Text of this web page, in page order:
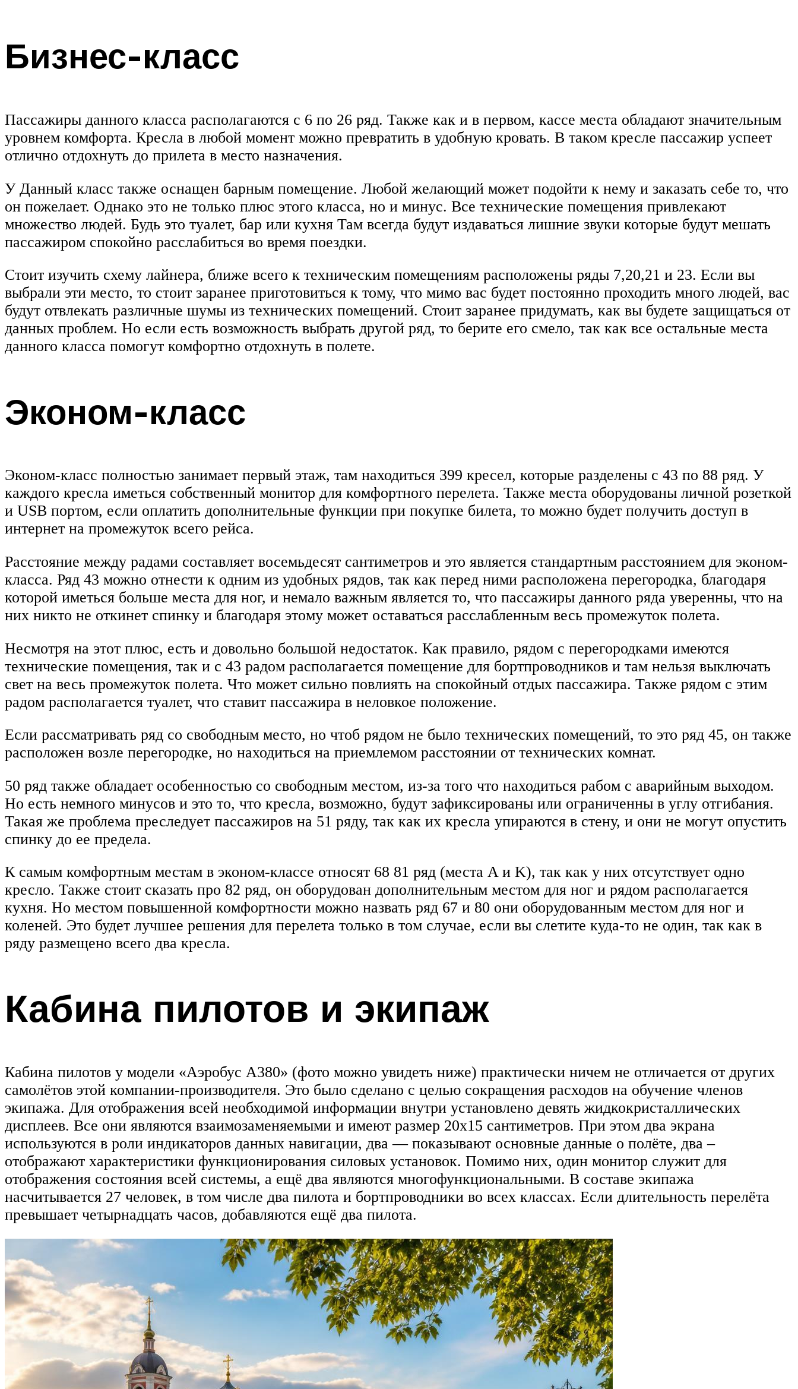
Бизнес-класс
Пассажиры данного класса располагаются с 6 по 26 ряд. Также как и в первом, кассе места обладают значительным
уровнем комфорта. Кресла в любой момент можно превратить в удобную кровать. В таком кресле пассажир успеет
отлично отдохнуть до прилета в место назначения.
У Данный класс также оснащен барным помещение. Любой желающий может подойти к нему и заказать себе то, что
он пожелает. Однако это не только плюс этого класса, но и минус. Все технические помещения привлекают
множество людей. Будь это туалет, бар или кухня Там всегда будут издаваться лишние звуки которые будут мешать
пассажиром спокойно расслабиться во время поездки.
Стоит изучить схему лайнера, ближе всего к техническим помещениям расположены ряды 7,20,21 и 23. Если вы
выбрали эти место, то стоит заранее приготовиться к тому, что мимо вас будет постоянно проходить много людей, вас
будут отвлекать различные шумы из технических помещений. Стоит заранее придумать, как вы будете защищаться от
данных проблем. Но если есть возможность выбрать другой ряд, то берите его смело, так как все остальные места
данного класса помогут комфортно отдохнуть в полете.
Эконом-класс
Эконом-класс полностью занимает первый этаж, там находиться 399 кресел, которые разделены с 43 по 88 ряд. У
каждого кресла иметься собственный монитор для комфортного перелета. Также места оборудованы личной розеткой
и USB портом, если оплатить дополнительные функции при покупке билета, то можно будет получить доступ в
интернет на промежуток всего рейса.
Расстояние между радами составляет восемьдесят сантиметров и это является стандартным расстоянием для эконом-
класса. Ряд 43 можно отнести к одним из удобных рядов, так как перед ними расположена перегородка, благодаря
которой иметься больше места для ног, и немало важным является то, что пассажиры данного ряда уверенны, что на
них никто не откинет спинку и благодаря этому может оставаться расслабленным весь промежуток полета.
Несмотря на этот плюс, есть и довольно большой недостаток. Как правило, рядом с перегородками имеются
технические помещения, так и с 43 радом располагается помещение для бортпроводников и там нельзя выключать
свет на весь промежуток полета. Что может сильно повлиять на спокойный отдых пассажира. Также рядом с этим
радом располагается туалет, что ставит пассажира в неловкое положение.
Если рассматривать ряд со свободным место, но чтоб рядом не было технических помещений, то это ряд 45, он также
расположен возле перегородке, но находиться на приемлемом расстоянии от технических комнат.
50 ряд также обладает особенностью со свободным местом, из-за того что находиться рабом с аварийным выходом.
Но есть немного минусов и это то, что кресла, возможно, будут зафиксированы или ограниченны в углу отгибания.
Такая же проблема преследует пассажиров на 51 ряду, так как их кресла упираются в стену, и они не могут опустить
спинку до ее предела.
К самым комфортным местам в эконом-классе относят 68 81 ряд (места A и K), так как у них отсутствует одно
кресло. Также стоит сказать про 82 ряд, он оборудован дополнительным местом для ног и рядом располагается
кухня. Но местом повышенной комфортности можно назвать ряд 67 и 80 они оборудованным местом для ног и
коленей. Это будет лучшее решения для перелета только в том случае, если вы слетите куда-то не один, так как в
ряду размещено всего два кресла.
Кабина пилотов и экипаж
Кабина пилотов у модели «Аэробус А380» (фото можно увидеть ниже) практически ничем не отличается от других
самолётов этой компании-производителя. Это было сделано с целью сокращения расходов на обучение членов
экипажа. Для отображения всей необходимой информации внутри установлено девять жидкокристаллических
дисплеев. Все они являются взаимозаменяемыми и имеют размер 20х15 сантиметров. При этом два экрана
используются в роли индикаторов данных навигации, два — показывают основные данные о полёте, два –
отображают характеристики функционирования силовых установок. Помимо них, один монитор служит для
отображения состояния всей системы, а ещё два являются многофункциональными. В составе экипажа
насчитывается 27 человек, в том числе два пилота и бортпроводники во всех классах. Если длительность перелёта
превышает четырнадцать часов, добавляются ещё два пилота.